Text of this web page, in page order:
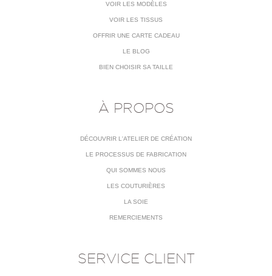
VOIR LES MODÈLES
VOIR LES TISSUS
OFFRIR UNE CARTE CADEAU
LE BLOG
BIEN CHOISIR SA TAILLE
À PROPOS
DÉCOUVRIR L'ATELIER DE CRÉATION
LE PROCESSUS DE FABRICATION
QUI SOMMES NOUS
LES COUTURIÈRES
LA SOIE
REMERCIEMENTS
SERVICE CLIENT